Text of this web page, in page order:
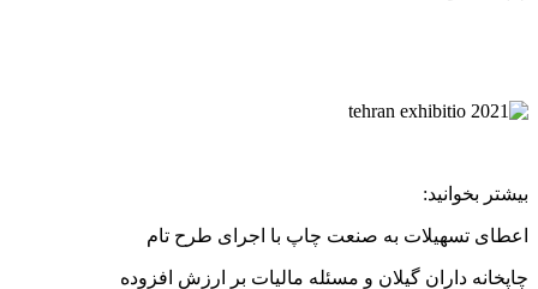
بیشتر بخوانید:
اعطای تسهیلات به صنعت چاپ با اجرای طرح تام
چاپخانه داران گیلان و مسئله مالیات بر ارزش افزوده